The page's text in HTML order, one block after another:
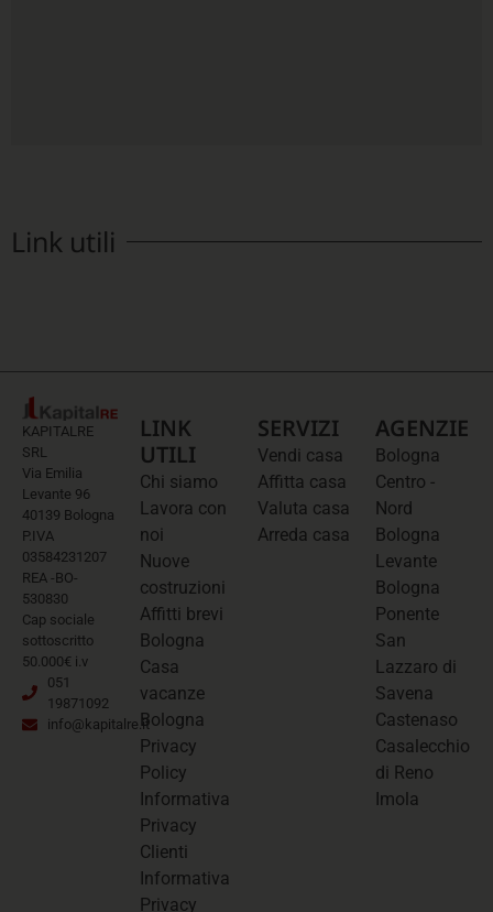
Link utili
KAPITALRE
SRL
Via Emilia
Levante 96
40139 Bologna
P.IVA
03584231207
REA -BO-
530830
Cap sociale
sottoscritto
50.000€ i.v
051
19871092
info@kapitalre.it
LINK
UTILI
Chi siamo
Lavora con
noi
Nuove
costruzioni
Affitti brevi
Bologna
Casa
vacanze
Bologna
Privacy
Policy
Informativa
Privacy
Clienti
Informativa
Privacy
SERVIZI
Vendi casa
Affitta casa
Valuta casa
Arreda casa
AGENZIE
Bologna
Centro -
Nord
Bologna
Levante
Bologna
Ponente
San
Lazzaro di
Savena
Castenaso
Casalecchio
di Reno
Imola